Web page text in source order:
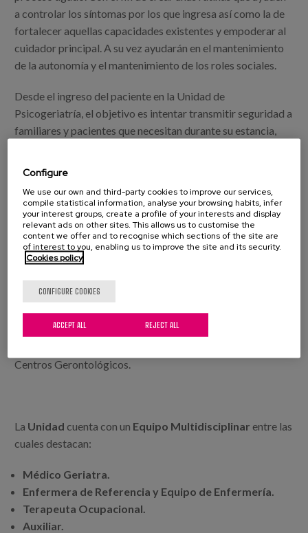
a controlar los síntomas por los que ingresa así como la de
fortalecer aquellas capacidades existentes y empoderar al
cuidador principal. A su vez ayudarán en el mantenimiento
de la autonomía y el mantenimiento de los roles sociales.
Desde el ingreso del paciente en la Unidad de
Psicogeriatría, el objetivo es intentar transmitir seguridad a
familiares y pacientes que necesitan durante su estancia,
clínica y salida social.
El trabajo social en la Unidad de Psicogeriatría, tiene como
objetivo el mantener contacto directo con la familia del
paciente, para poder ofrecerles información,
asesoramiento y orientación, sobre los diferentes recursos
a los cuales pueden acceder, así como las gestiones
administrativas a realizar en cada caso.
Coordinación con las/os diferentes Trabajadores Sociales
Centros Gerontológicos.
La Unidad cuenta con un Equipo Multidisciplinar entre las
cuales destacan:
Médico Geriatra.
Enfermera de Referencia y Equipo de Enfermería.
Terapeuta Ocupacional.
Auxiliar.
Configure
We use our own and third-party cookies to improve our services,
compile statistical information, analyse your browsing habits, infer
your interest groups, create a profile of your interests and display
relevant ads on other sites. This allows us to customise the
content we offer and to recognise which sections of the site are
of interest to you, enabling us to improve the site and its security.
Cookies policy
CONFIGURE COOKIES
REJECT ALL
ACCEPT ALL